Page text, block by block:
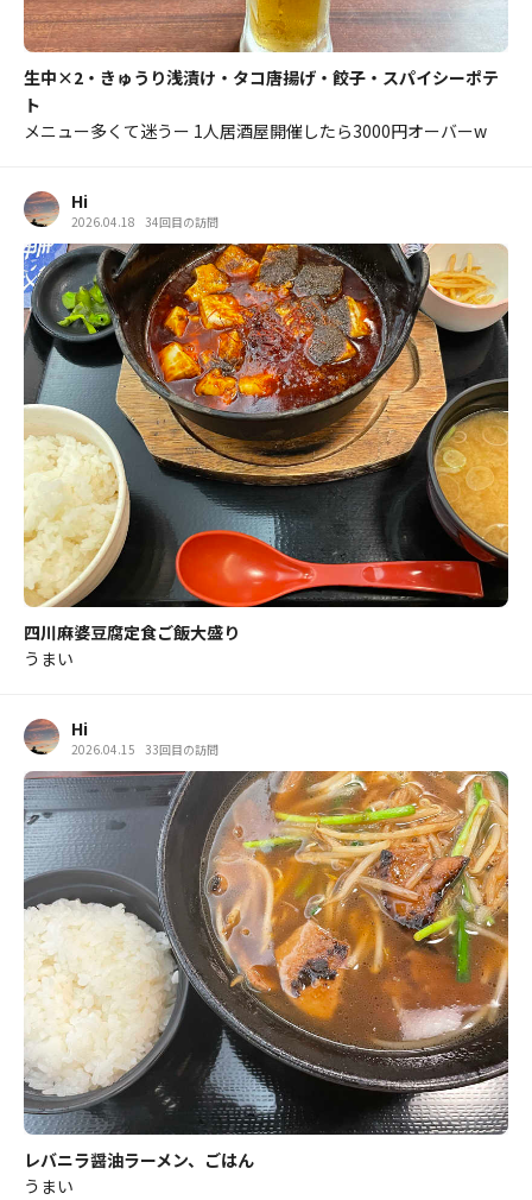
生中×2・きゅうり浅漬け・タコ唐揚げ・餃子・スパイシーポテ
ト
メニュー多くて迷うー 1人居酒屋開催したら3000円オーバーw
Hi
2026.04.18 34回目の訪問
四川麻婆豆腐定食ご飯大盛り
うまい
Hi
2026.04.15 33回目の訪問
レバニラ醤油ラーメン、ごはん
うまい